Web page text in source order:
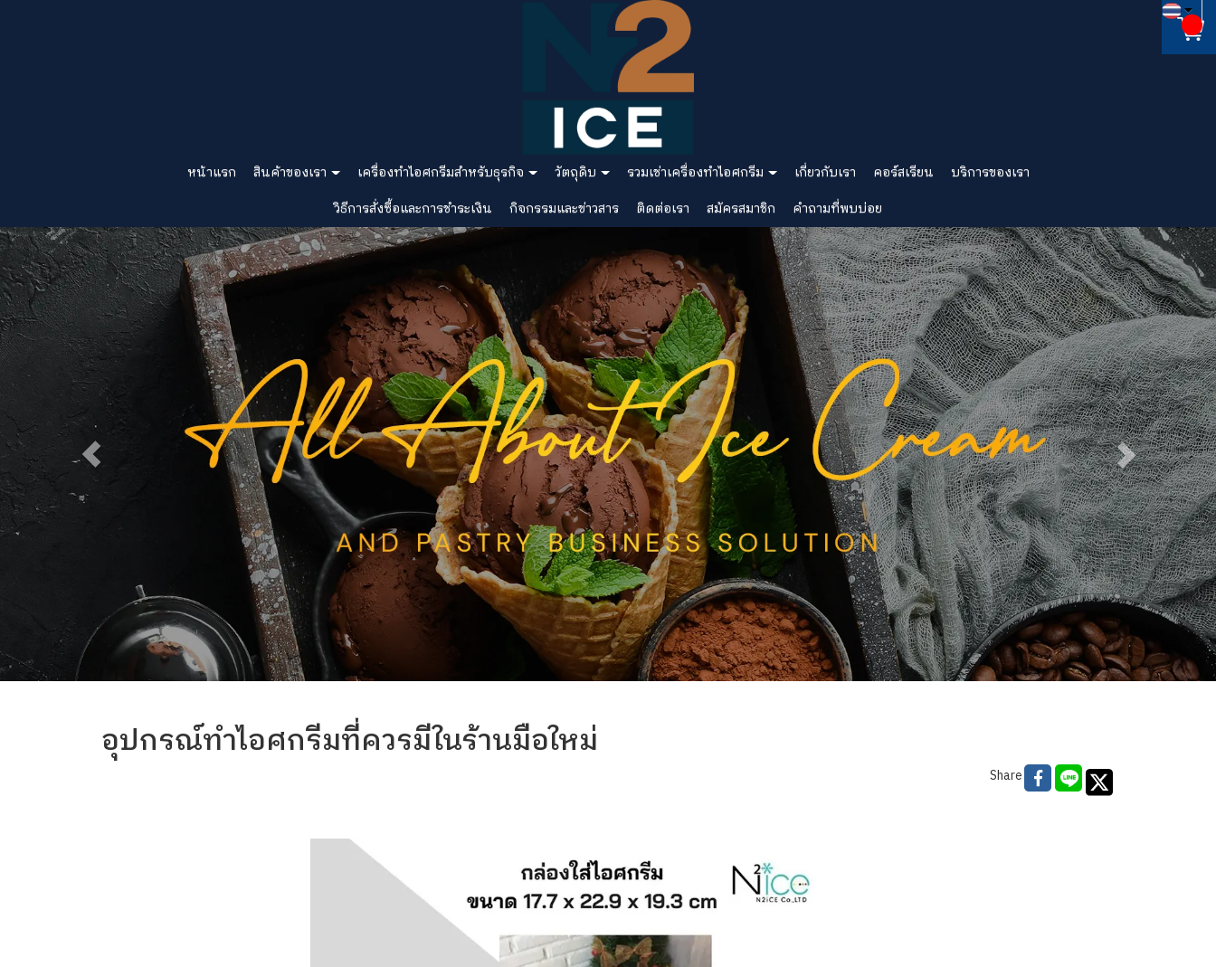
หน้าแรก สินค้าของเรา เครื่องทำไอศกรีมสำหรับธุรกิจ วัตถุดิบ รวมเช่าเครื่องทำไอศกรีม เกี่ยวกับเรา คอร์สเรียน
บริการของเรา
วิธีการสั่งซื้อและการชำระเงิน
กิจกรรมและข่าวสาร ติดต่อเรา สมัครสมาชิก คำถามที่พบบ่อย
อุปกรณ์ทำไอศกรีมที่ควรมีในร้านมือใหม่
Share